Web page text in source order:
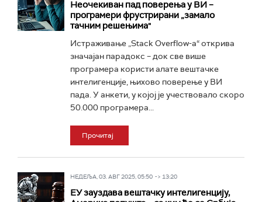
Неочекиван пад поверења у ВИ –
програмери фрустрирани „замало
тачним решењима"
Истраживање „Stack Overflow-а“ открива
значајан парадокс – док све више
програмера користи алате вештачке
интелигенције, њихово поверење у ВИ
пада. У анкети, у којој је учествовало скоро
50.000 програмера...
Прочитај
НЕДЕЉА, 03. АВГ 2025, 05:50 -> 13:20
ЕУ зауздава вештачку интелигенцију,